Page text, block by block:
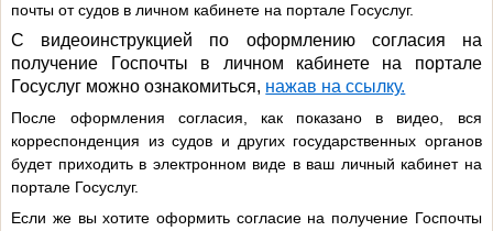
почты от судов в личном кабинете на портале Госуслуг.
С видеоинструкцией по оформлению согласия на
получение Госпочты в личном кабинете на портале
Госуслуг можно ознакомиться, нажав на ссылку.
После оформления согласия, как показано в видео, вся
корреспонденция из судов и других государственных органов
будет приходить в электронном виде в ваш личный кабинет на
портале Госуслуг.
Если же вы хотите оформить согласие на получение Госпочты